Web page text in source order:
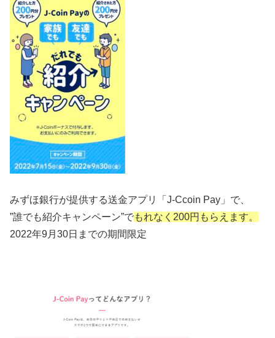
みずほ銀行が提供する送金アプリ「J-Ccoin Pay」で、
”誰でも紹介キャンペーン”でもれなく200円もらえます。
2022年9月30日までの期間限定